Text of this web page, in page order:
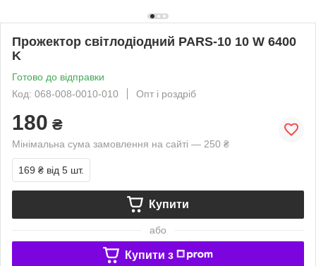
Прожектор світлодіодний PARS-10 10 W 6400
K
Готово до відправки
Код: 068-008-0010-010
Опт і роздріб
180 ₴
Мінімальна сума замовлення на сайті — 250 ₴
169 ₴ від 5 шт.
Купити
або
Купити з